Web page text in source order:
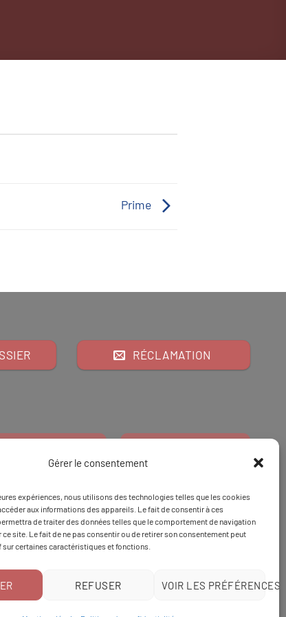
Gérer le consentement
expériences, nous utilisons des technologies telles que les cookies
aux informations des appareils. Le fait de consentir à ces
de traiter des données telles que le comportement de navigation
ce site. Le fait de ne pas consentir ou de retirer son consentement peut
sur certaines caractéristiques et fonctions.
REFUSER VOIR LES PRÉFÉRENCES
Prime
RÉCLAMATION
Financeur
Tapez 3
EtTapez 98pour
une formation